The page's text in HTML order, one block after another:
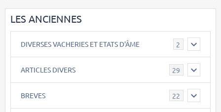
LES ANCIENNES
DIVERSES VACHERIES ET ETATS D'ÂME 2
ARTICLES DIVERS 29
BREVES 22